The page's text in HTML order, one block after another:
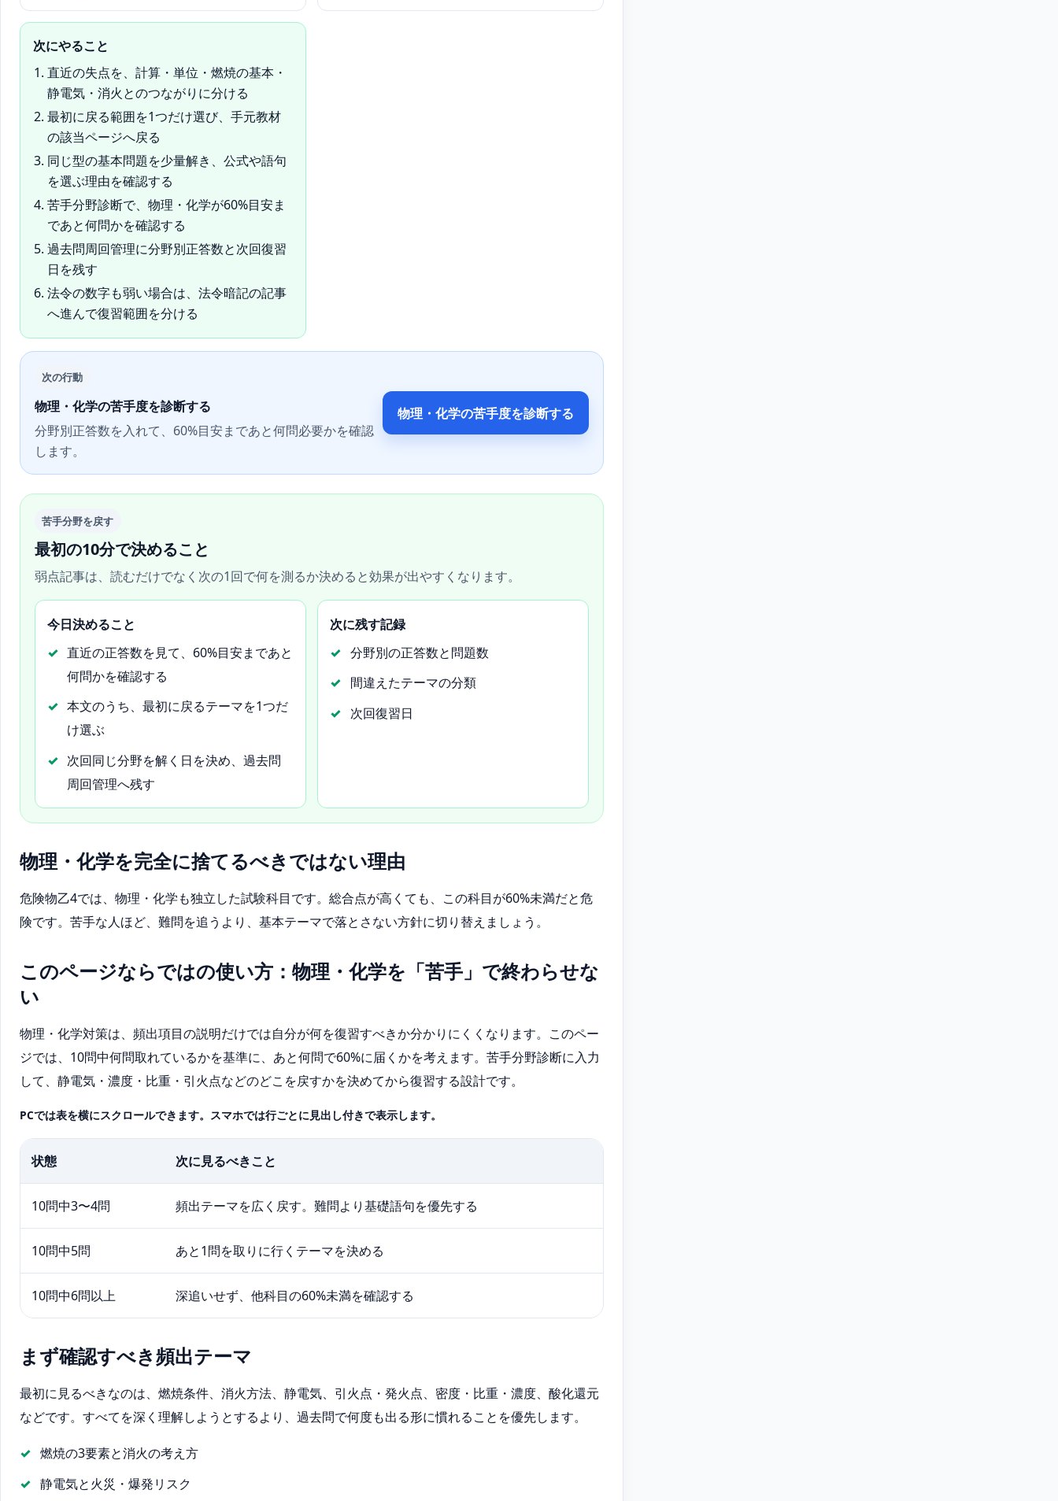
次にやること
直近の失点を、計算・単位・燃焼の基本・
静電気・消火とのつながりに分ける
最初に戻る範囲を1つだけ選び、手元教材
の該当ページへ戻る
同じ型の基本問題を少量解き、公式や語句
を選ぶ理由を確認する
苦手分野診断で、物理・化学が60%目安ま
であと何問かを確認する
過去問周回管理に分野別正答数と次回復習
日を残す
法令の数字も弱い場合は、法令暗記の記事
へ進んで復習範囲を分ける
次の行動
物理・化学の苦手度を診断する
分野別正答数を入れて、60%目安まであと何問必要かを確認
します。
物理・化学の苦手度を診断する
苦手分野を戻す
最初の10分で決めること
弱点記事は、読むだけでなく次の1回で何を測るか決めると効果が出やすくなります。
今日決めること
直近の正答数を見て、60%目安まであと
何問かを確認する
本文のうち、最初に戻るテーマを1つだ
け選ぶ
次回同じ分野を解く日を決め、過去問
周回管理へ残す
次に残す記録
分野別の正答数と問題数
間違えたテーマの分類
次回復習日
物理・化学を完全に捨てるべきではない理由
危険物乙4では、物理・化学も独立した試験科目です。総合点が高くても、この科目が60%未満だと危
険です。苦手な人ほど、難問を追うより、基本テーマで落とさない方針に切り替えましょう。
このページならではの使い方：物理・化学を「苦手」で終わらせな
い
物理・化学対策は、頻出項目の説明だけでは自分が何を復習すべきか分かりにくくなります。このペー
ジでは、10問中何問取れているかを基準に、あと何問で60%に届くかを考えます。苦手分野診断に入力
して、静電気・濃度・比重・引火点などのどこを戻すかを決めてから復習する設計です。
PCでは表を横にスクロールできます。スマホでは行ごとに見出し付きで表示します。
状態 次に見るべきこと
10問中3〜4問 頻出テーマを広く戻す。難問より基礎語句を優先する
10問中5問 あと1問を取りに行くテーマを決める
10問中6問以上 深追いせず、他科目の60%未満を確認する
まず確認すべき頻出テーマ
最初に見るべきなのは、燃焼条件、消火方法、静電気、引火点・発火点、密度・比重・濃度、酸化還元
などです。すべてを深く理解しようとするより、過去問で何度も出る形に慣れることを優先します。
燃焼の3要素と消火の考え方
静電気と火災・爆発リスク